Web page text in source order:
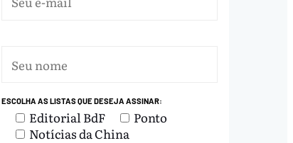
ESCOLHA AS LISTAS QUE DESEJA ASSINAR:
Editorial BdF
Ponto
Notícias da China